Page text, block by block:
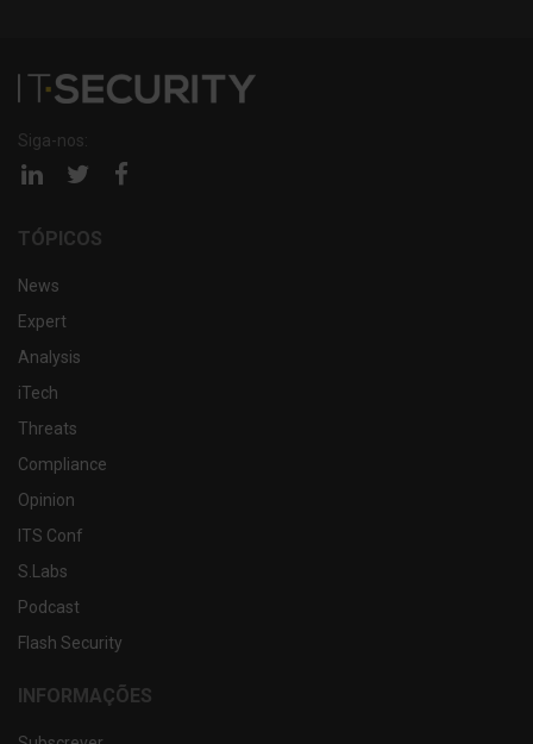
Siga-nos:
Página Página
TÓPICOS
News
Expert
Analysis
iTech
Threats
Compliance
Opinion
ITS Conf
S.Labs
Podcast
Flash Security
INFORMAÇÕES